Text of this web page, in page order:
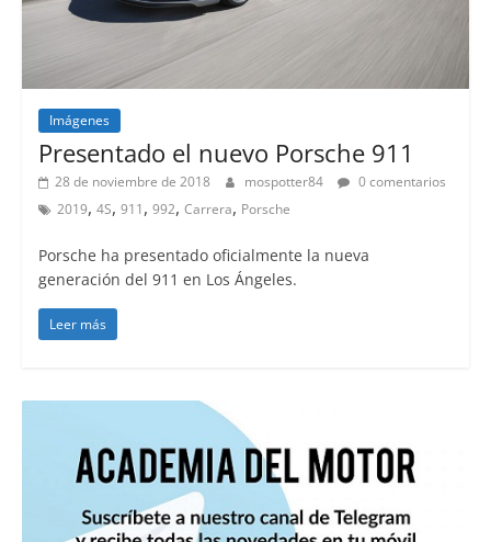
Imágenes
Presentado el nuevo Porsche 911
28 de noviembre de 2018 mospotter84
0 comentarios
2019, 4S, 911, 992, Carrera, Porsche
Porsche ha presentado oficialmente la nueva
generación del 911 en Los Ángeles.
Leer más